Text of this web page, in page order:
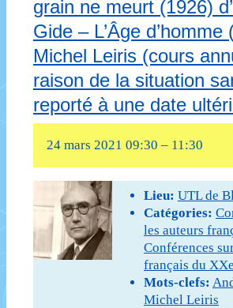
Rousseau
à
Jean-
Paul
–
séance
:
grain ne meurt (1926)
Gide – L’Âge d’homme
Michel Leiris (cours
raison de la situation
reporté à une date
24 mars 2021 09:30 – 11:30
Lieu: UTL de
Catégories:
les auteurs
Conférences
français du
Mots-clefs:
Michel Leiris